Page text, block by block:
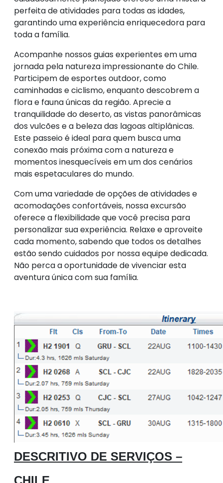
perfeita de atividades para todas as idades,
garantindo uma experiência enriquecedora para
toda a família.
Acompanhe nossos guias experientes em uma
jornada pela natureza impressionante do Chile.
Participem de esportes outdoor, como
caminhadas e ciclismo, enquanto descobrem a
flora e fauna únicas da região. Aprecie a
tranquilidade do deserto, as vistas panorâmicas
dos vulcões e a beleza das lagoas altiplânicas.
Este passeio é ideal para quem busca uma
conexão mais próxima com a natureza e
momentos inesquecíveis em um dos cenários
mais espetaculares do mundo.
Com uma variedade de opções de atividades e
acomodações confortáveis, nossa excursão
oferece a flexibilidade que você precisa para
personalizar sua experiência. Relaxe e aproveite
cada momento, sabendo que todos os detalhes
estão sendo cuidados por nossa equipe dedicada.
Não perca a oportunidade de vivenciar esta
aventura única com sua família.
DESCRITIVO DE SERVIÇOS –